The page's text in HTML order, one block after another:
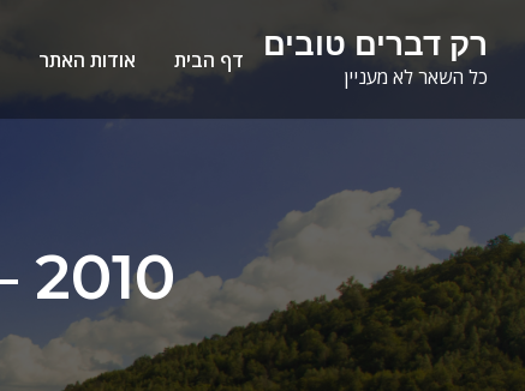
content
רק דברים טובים
כל השאר לא מעניין
דף הבית אודות האתר
2010 – שנת שיא בתיירות לישראל